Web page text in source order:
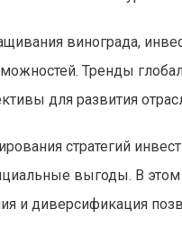
винограда,
Тренды
для развития
стратегий
выгоды. В
и диверсификация